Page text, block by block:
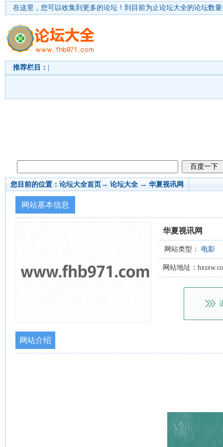
在这里，您可以收集到更多的论坛！ 到目前为止论坛大全的论坛数
推荐栏目：
您目前的位置： 论坛大全首页→ 论坛大全 → 华夏视讯网
网站基本信息
华夏视讯网
网站类型： 电影
网站地址：
网站介绍